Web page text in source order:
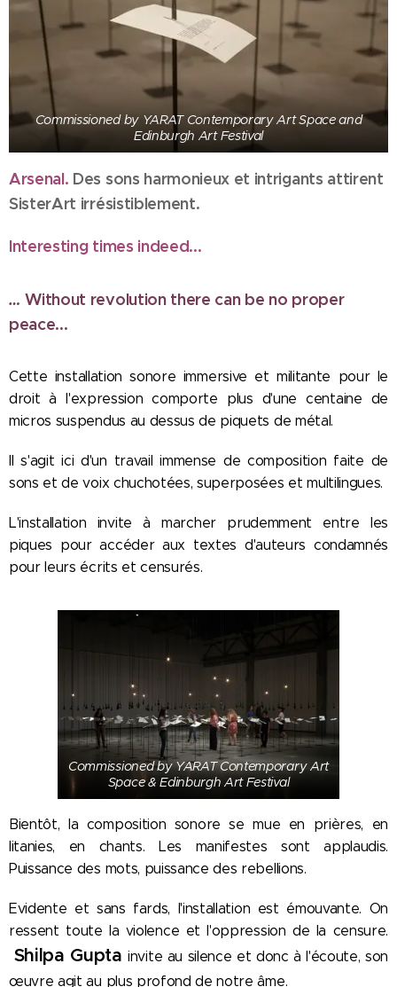
Commissioned by YARAT Contemporary Art Space and
Edinburgh Art Festival
Arsenal. Des sons harmonieux et intrigants attirent
SisterArt irrésistiblement.
Interesting times indeed...
… Without revolution there can be no proper
peace...
Cette installation sonore immersive et militante pour le
droit à l'expression comporte plus d'une centaine de
micros suspendus au dessus de piquets de métal.
Il s'agit ici d'un travail immense de composition faite de
sons et de voix chuchotées, superposées et multilingues.
L'installation invite à marcher prudemment entre les
piques pour accéder aux textes d'auteurs condamnés
pour leurs écrits et censurés.
Commissioned by YARAT Contemporary Art
Space & Edinburgh Art Festival
Bientôt, la composition sonore se mue en prières, en
litanies, en chants. Les manifestes sont applaudis.
Puissance des mots, puissance des rebellions.
Evidente et sans fards, l'installation est émouvante. On
ressent toute la violence et l'oppression de la censure.
Shilpa Guptainvite au silence et donc à l'écoute, son
œuvre agit au plus profond de notre âme.